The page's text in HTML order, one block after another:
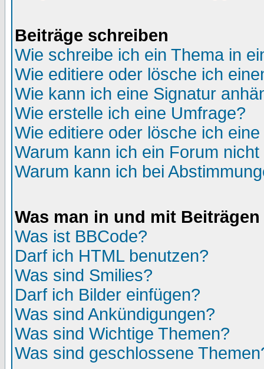
Beiträge schreiben
Wie schreibe ich ein Thema in
Wie editiere oder lösche ich
Wie kann ich eine Signatur
Wie erstelle ich eine Umfrage?
Wie editiere oder lösche ich
Warum kann ich ein Forum
Warum kann ich bei
Was man in und mit
Was ist BBCode?
Darf ich HTML benutzen?
Was sind Smilies?
Darf ich Bilder einfügen?
Was sind Ankündigungen?
Was sind Wichtige Themen?
Was sind geschlossene